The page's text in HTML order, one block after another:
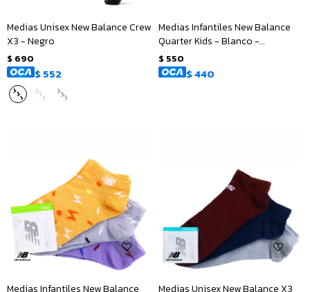
Medias Unisex New Balance Crew
X3 - Negro
$ 690
$552
Medias Infantiles New Balance
Quarter Kids - Blanco -
Multicolor
$ 550
$440
Medias Infantiles New Balance
Medias Unisex New Balance X3